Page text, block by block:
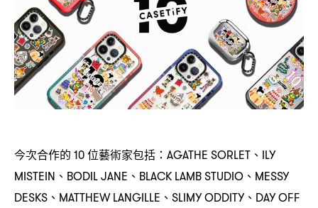
今次合作的 10位藝術家包括 ：AGATHE SORLET 、 ILY
MISTEIN 、 BODIL JANE 、 BLACK LAMB STUDIO 、 MESSY
DESKS 、 MATTHEW LANGILLE 、 SLIMY ODDITY、 DAY OFF